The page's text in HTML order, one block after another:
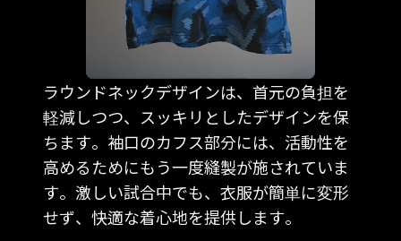
ラウンドネックデザインは、首元の負担を
軽減しつつ、スッキリとしたデザインを保
ちます。袖口のカフス部分には、活動性を
高めるためにもう一度縫製が施されていま
す。激しい試合中でも、衣服が簡単に変形
せず、快適な着心地を提供します。